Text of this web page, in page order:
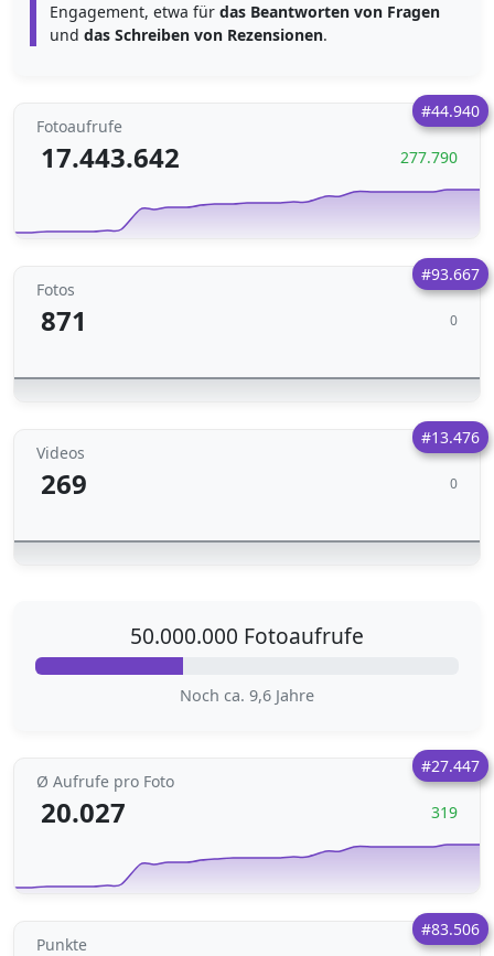
Engagement, etwa für das Beantworten von Fragen
und das Schreiben von Rezensionen.
#44.940
Fotoaufrufe
17.443.642 277.790
#93.667
Fotos
871 0
#13.476
Videos
269 0
50.000.000 Fotoaufrufe
Noch ca. 9,6 Jahre
#27.447
Ø Aufrufe pro Foto
20.027 319
#83.506
Punkte